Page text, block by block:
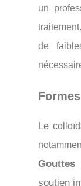
un
de
Le
Gouttes
soutien